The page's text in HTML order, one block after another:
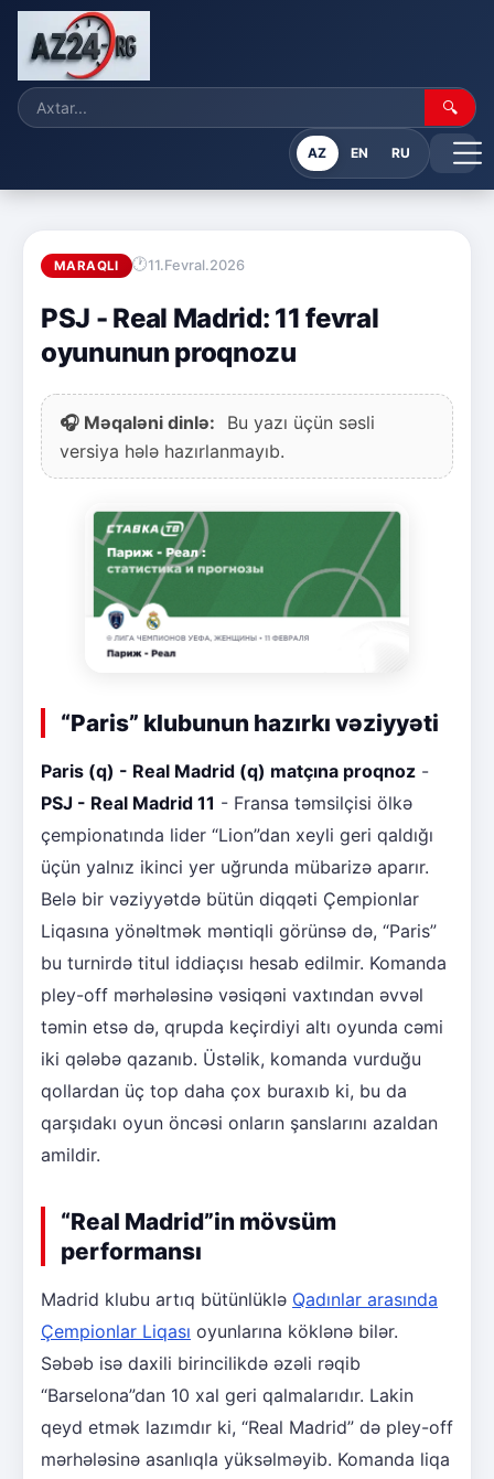
🔍
AZ EN RU
MARAQLI 11.Fevral.2026
PSJ - Real Madrid: 11 fevral
oyununun proqnozu
🎧 Məqaləni dinlə:
Bu yazı üçün səsli
versiya hələ hazırlanmayıb.
“Paris” klubunun hazırkı vəziyyəti
Paris (q) - Real Madrid (q) matçına proqnoz -
PSJ - Real Madrid 11 - Fransa təmsilçisi ölkə
çempionatında lider “Lion”dan xeyli geri qaldığı
üçün yalnız ikinci yer uğrunda mübarizə aparır.
Belə bir vəziyyətdə bütün diqqəti Çempionlar
Liqasına yönəltmək məntiqli görünsə də, “Paris”
bu turnirdə titul iddiaçısı hesab edilmir. Komanda
pley-off mərhələsinə vəsiqəni vaxtından əvvəl
təmin etsə də, qrupda keçirdiyi altı oyunda cəmi
iki qələbə qazanıb. Üstəlik, komanda vurduğu
qollardan üç top daha çox buraxıb ki, bu da
qarşıdakı oyun öncəsi onların şanslarını azaldan
amildir.
“Real Madrid”in mövsüm
performansı
Madrid klubu artıq bütünlüklə Qadınlar arasında
Çempionlar Liqası oyunlarına köklənə bilər.
Səbəb isə daxili birincilikdə əzəli rəqib
“Barselona”dan 10 xal geri qalmalarıdır. Lakin
qeyd etmək lazımdır ki, “Real Madrid” də pley-off
mərhələsinə asanlıqla yüksəlməyib. Komanda liqa